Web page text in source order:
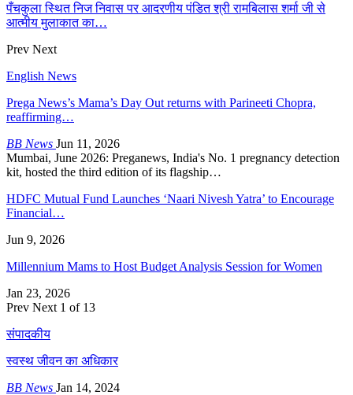
पँचकुला स्थित निज निवास पर आदरणीय पंडित श्री रामबिलास शर्मा जी से
आत्मीय मुलाकात का…
Prev Next
English News
Prega News’s Mama’s Day Out returns with Parineeti Chopra,
reaffirming…
BB News Jun 11, 2026
Mumbai, June 2026: Preganews, India's No. 1 pregnancy detection
kit, hosted the third edition of its flagship…
HDFC Mutual Fund Launches ‘Naari Nivesh Yatra’ to Encourage
Financial…
Jun 9, 2026
Millennium Mams to Host Budget Analysis Session for Women
Jan 23, 2026
Prev Next 1 of 13
संपादकीय
स्वस्थ जीवन का अधिकार
BB News Jan 14, 2024